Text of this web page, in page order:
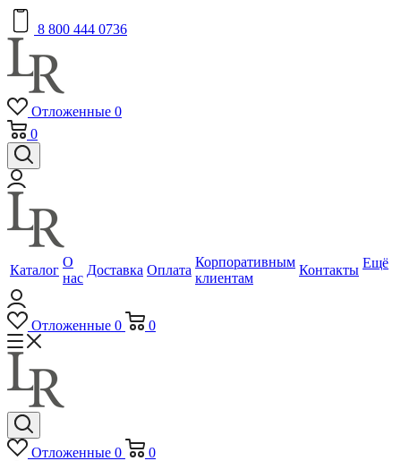
8 800 444 0736
Отложенные 0
0
Каталог
О
нас
Доставка Оплата
Корпоративным
клиентам
Контакты Ещё
Отложенные 0 0
Отложенные 0 0